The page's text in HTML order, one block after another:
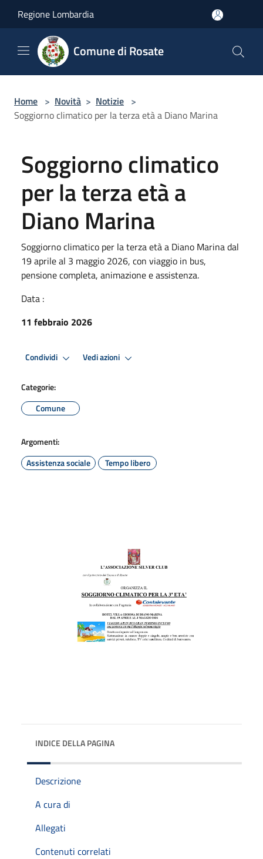
Regione Lombardia
Comune di Rosate
Home > Novità > Notizie >
Soggiorno climatico per la terza età a Diano Marina
Soggiorno climatico
per la terza età a
Diano Marina
Soggiorno climatico per la terza età a Diano Marina dal
19 aprile al 3 maggio 2026, con viaggio in bus,
pensione completa, animazione e assistenza.
Data :
11 febbraio 2026
Condividi Vedi azioni
Categorie:
Comune
Argomenti:
Assistenza sociale
Tempo libero
INDICE DELLA PAGINA
Descrizione
A cura di
Allegati
Contenuti correlati